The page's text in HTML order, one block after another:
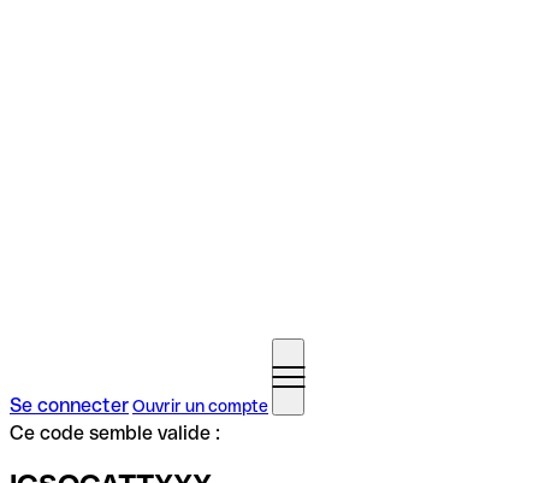
Se connecterOuvrir un compte
Ce code semble valide :